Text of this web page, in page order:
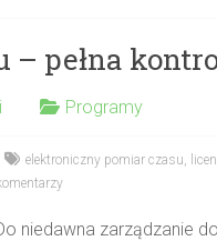
– pełna
Programy
elektroniczny pomiar czasu,
niedawna zarządzanie